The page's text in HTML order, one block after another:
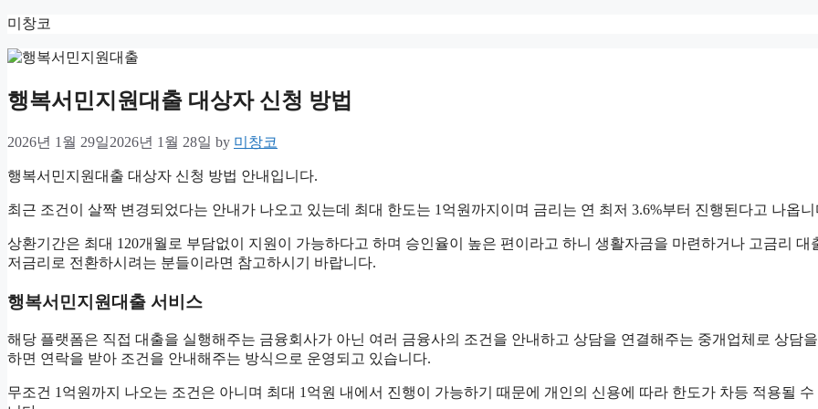
Skip
content
미창코
행복서민지원대출 대상자 신청 방법
2026년 1월 29일2026년 1월 28일 by 미창코
행복서민지원대출 대상자 신청 방법 안내입니다.
최근 조건이 살짝 변경되었다는 안내가 나오고 있는데 최대 한도는 1억원까지이며 금리는 연 최저 3.6%부터 진행된다고 나옵니
상환기간은 최대 120개월로 부담없이 지원이 가능하다고 하며 승인율이 높은 편이라고 하니 생활자금을 마련하거나 고금리 대
저금리로 전환하시려는 분들이라면 참고하시기 바랍니다.
행복서민지원대출 서비스
해당 플랫폼은 직접 대출을 실행해주는 금융회사가 아닌 여러 금융사의 조건을 안내하고 상담을 연결해주는 중개업체로 상담
하면 연락을 받아 조건을 안내해주는 방식으로 운영되고 있습니다.
무조건 1억원까지 나오는 조건은 아니며 최대 1억원 내에서 진행이 가능하기 때문에 개인의 신용에 따라 한도가 차등 적용될 수